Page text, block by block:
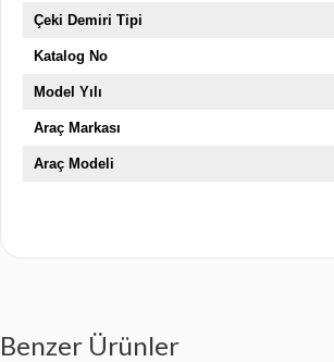
Çeki Demiri Tipi
Katalog No
Model Yılı
Araç Markası
Araç Modeli
Benzer Ürünler